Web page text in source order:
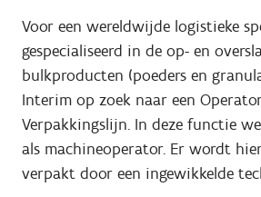
Voor een wereldwijde logistieke
gespecialiseerd in de op- en
bulkproducten (poeders en
Interim op zoek naar een
Verpakkingslijn. In deze functie
als machineoperator. Er wordt
verpakt door een ingewikkelde